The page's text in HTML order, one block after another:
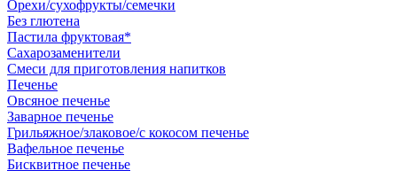
Орехи/сухофрукты/семечки
Без глютена
Пастила фруктовая*
Сахарозаменители
Смеси для приготовления напитков
Печенье
Овсяное печенье
Заварное печенье
Грильяжное/злаковое/с кокосом печенье
Вафельное печенье
Бисквитное печенье